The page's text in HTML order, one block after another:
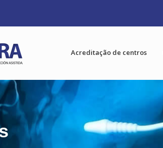
Acreditação de centros